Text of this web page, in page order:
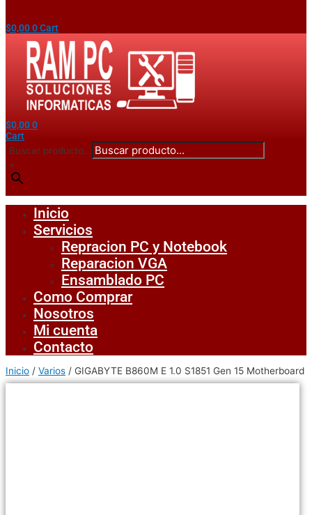
$0,000Cart
$0,000
Cart
Buscar producto...
×
Inicio
Servicios
Repracion PC y Notebook
Reparacion VGA
Ensamblado PC
Como Comprar
Nosotros
Mi cuenta
Contacto
Inicio / Varios / GIGABYTE B860M E 1.0 S1851 Gen 15 Motherboard